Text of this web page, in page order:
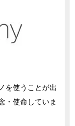
を使うことが出
・使命していま